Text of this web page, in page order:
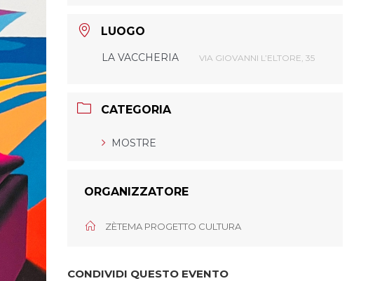
LUOGO
LA VACCHERIA VIA GIOVANNI L’ELTORE, 35
CATEGORIA
MOSTRE
ORGANIZZATORE
ZÈTEMA PROGETTO CULTURA
CONDIVIDI QUESTO EVENTO